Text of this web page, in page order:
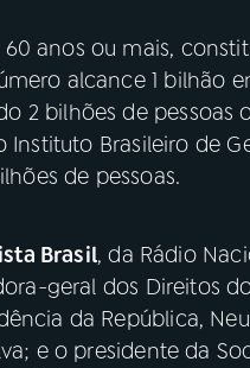
anos ou mais,
alcance 1 bilhão
2 bilhões de pessoas
Brasileiro de
de pessoas.
Brasil, da Rádio
geral dos Direitos
da República,
e o presidente da